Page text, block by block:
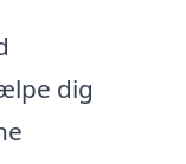
dig